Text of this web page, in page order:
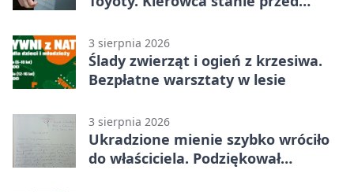
3 sierpnia 2026
Ślady zwierząt i ogień z krzesiwa.
Bezpłatne warsztaty w lesie
3 sierpnia 2026
Ukradzione mienie szybko wróciło
do właściciela. Podziękował